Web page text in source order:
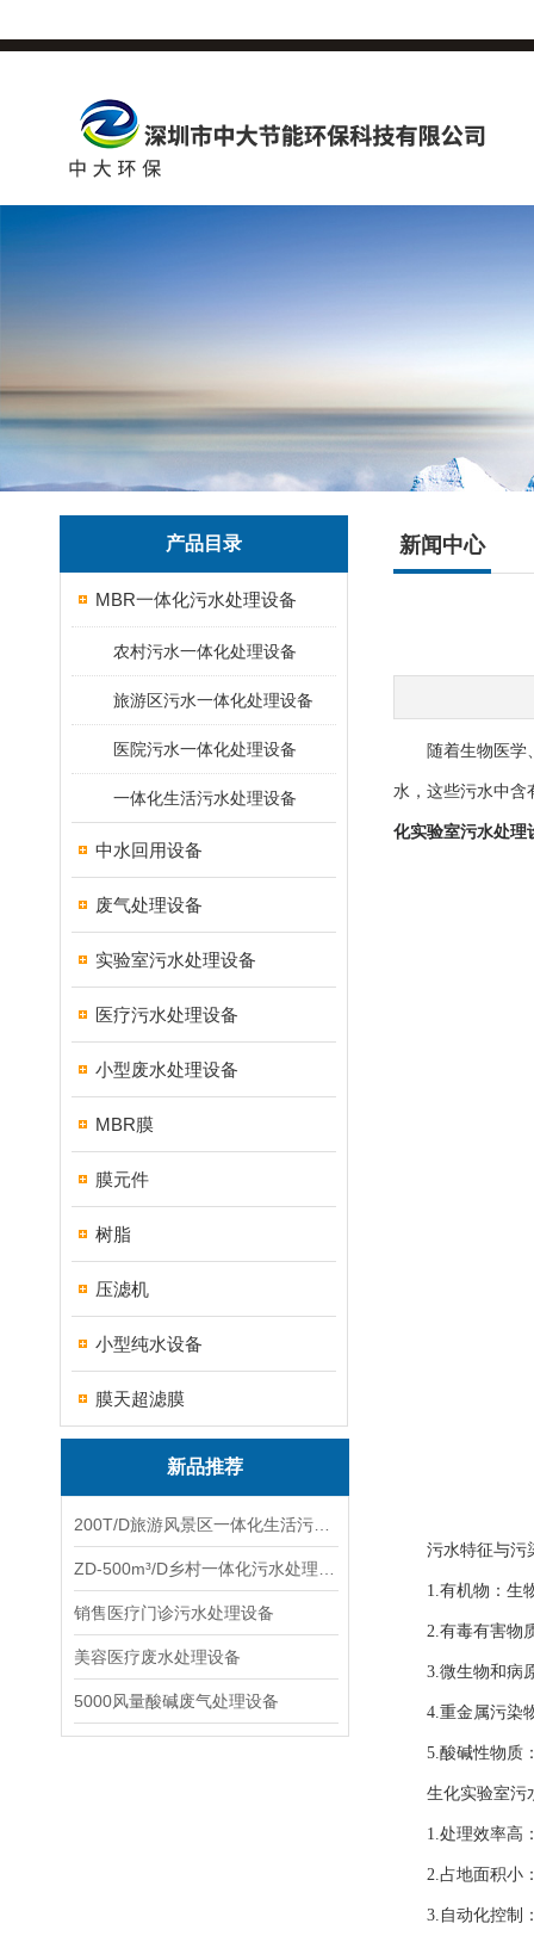
产品目录
MBR一体化污水处理设备
农村污水一体化处理设备
旅游区污水一体化处理设备
医院污水一体化处理设备
一体化生活污水处理设备
中水回用设备
废气处理设备
实验室污水处理设备
医疗污水处理设备
小型废水处理设备
MBR膜
膜元件
树脂
压滤机
小型纯水设备
膜天超滤膜
新品推荐
销售医疗门诊污水处理设备
美容医疗废水处理设备
5000风量酸碱废气处理设备
新闻中心
随着生物医学、
水，这些污水中含
化实验室污水处理
污水特征与污
1.有机物：生物
2.有毒有害物质
3.微生物和病原
4.重金属污染物
5.酸碱性物质：
生化实验室污
1.处理效率高：
2.占地面积小：
3.自动化控制：